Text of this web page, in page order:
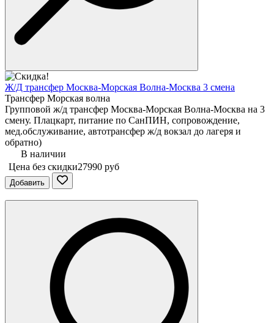
Ж/Д трансфер Москва-Морская Волна-Москва 3 смена
Трансфер Морская волна
Групповой ж/д трансфер Москва-Морская Волна-Москва на 3
смену. Плацкарт, питание по СанПИН, сопровождение,
мед.обслуживание, автотрансфер ж/д вокзал до лагеря и
обратно)
В наличии
Цена без скидки27990 руб
Добавить